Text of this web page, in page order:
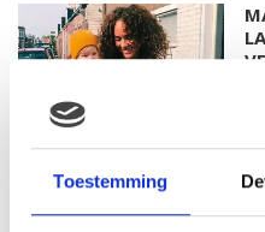
Toestemming